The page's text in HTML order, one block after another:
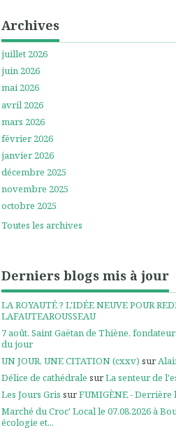
Archives
juillet 2026
juin 2026
mai 2026
avril 2026
mars 2026
février 2026
janvier 2026
décembre 2025
novembre 2025
octobre 2025
Toutes les archives
Derniers blogs mis à jour
LA ROYAUTÉ ? L'IDÉE NEUVE POUR
LAFAUTEAROUSSEAU
7 août. Saint Gaëtan de Thiène,
du jour
UN JOUR, UNE CITATION (cxxv) sur
Délice de cathédrale surLa senteur de
Les Jours Gris surFUMIGÈNE - Derrière
Marché du Croc' Local le 07.08.2026 à
écologie et...